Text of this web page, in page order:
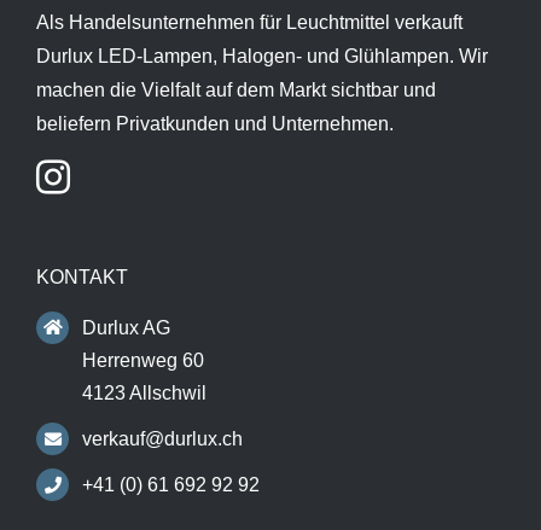
Als Handelsunternehmen für Leuchtmittel verkauft
Durlux LED-Lampen, Halogen- und Glühlampen. Wir
machen die Vielfalt auf dem Markt sichtbar und
beliefern Privatkunden und Unternehmen.
KONTAKT
Durlux AG
Herrenweg 60
4123 Allschwil
verkauf@durlux.ch
+41 (0) 61 692 92 92